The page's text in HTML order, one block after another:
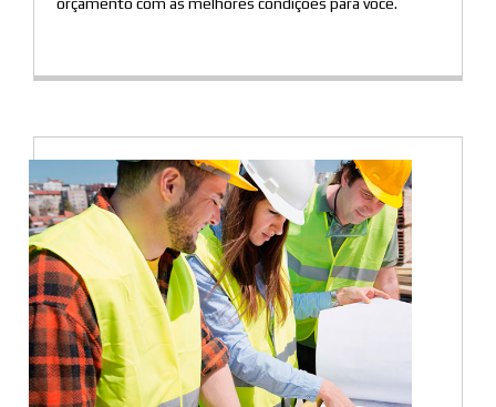
orçamento com as melhores condições para você.